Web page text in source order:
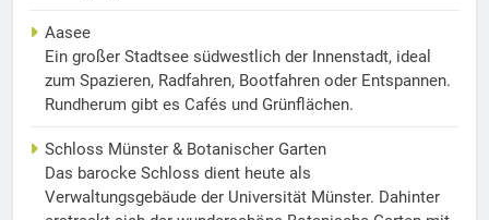
Aasee
Ein großer Stadtsee südwestlich der Innenstadt, ideal
zum Spazieren, Radfahren, Bootfahren oder Entspannen.
Rundherum gibt es Cafés und Grünflächen.
Schloss Münster & Botanischer Garten
Das barocke Schloss dient heute als
Verwaltungsgebäude der Universität Münster. Dahinter